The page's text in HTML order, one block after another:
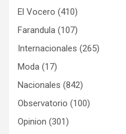
El Vocero (410)
Farandula (107)
Internacionales (265)
Moda (17)
Nacionales (842)
Observatorio (100)
Opinion (301)